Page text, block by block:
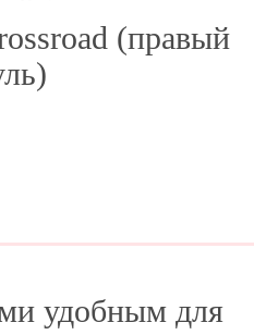
(правый
удобным для